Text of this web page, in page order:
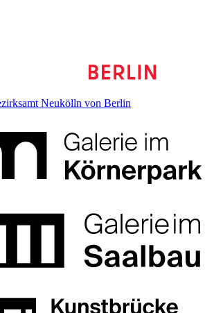
Neukölln von Berlin